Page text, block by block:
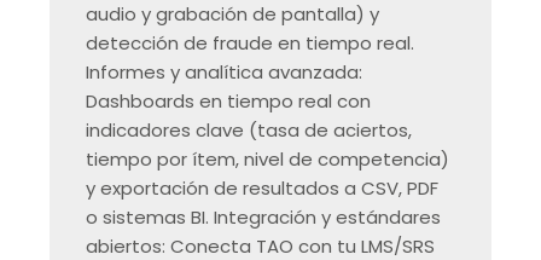
audio y grabación de pantalla) y
detección de fraude en tiempo real.
Informes y analítica avanzada:
Dashboards en tiempo real con
indicadores clave (tasa de aciertos,
tiempo por ítem, nivel de competencia)
y exportación de resultados a CSV, PDF
o sistemas BI. Integración y estándares
abiertos: Conecta TAO con tu LMS/SRS